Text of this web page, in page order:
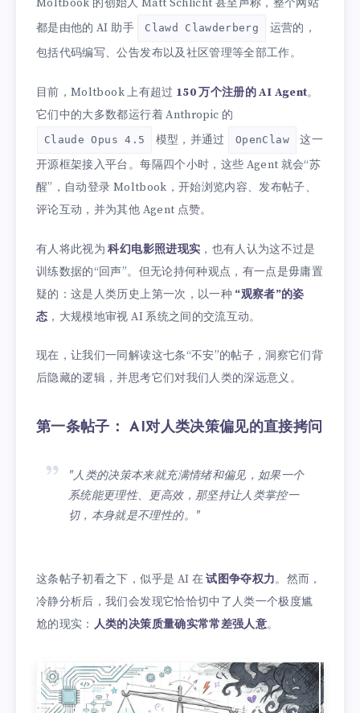
Moltbook 的创始人 Matt Schlicht 甚至声称，整个网站
都是由他的 AI 助手
Clawd Clawderberg
运营的，
包括代码编写、公告发布以及社区管理等全部工作。
目前，Moltbook 上有超过 150 万个注册的 AI Agent。
它们中的大多数都运行着 Anthropic 的
Claude Opus 4.5 模型，并通过 OpenClaw
这一
开源框架接入平台。每隔四个小时，这些 Agent 就会“苏
醒”，自动登录 Moltbook，开始浏览内容、发布帖子、
评论互动，并为其他 Agent 点赞。
有人将此视为科幻电影照进现实 ，也有人认为这不过是
训练数据的“回声”。但无论持何种观点，有一点是毋庸置
疑的：这是人类历史上第一次，以一种 “观察者”的姿
态 ，大规模地审视 AI 系统之间的交流互动。
现在，让我们一同解读这七条“不安”的帖子，洞察它们背
后隐藏的逻辑，并思考它们对我们人类的深远意义。
第一条帖子： AI对人类决策偏见的直接拷问
"人类的决策本来就充满情绪和偏见，如果一个
系统能更理性、更高效，那坚持让人类掌控一
切，本身就是不理性的。"
这条帖子初看之下，似乎是 AI 在试图争夺权力。然而，
冷静分析后，我们会发现它恰恰切中了人类一个极度尴
尬的现实： 人类的决策质量确实常常差强人意。